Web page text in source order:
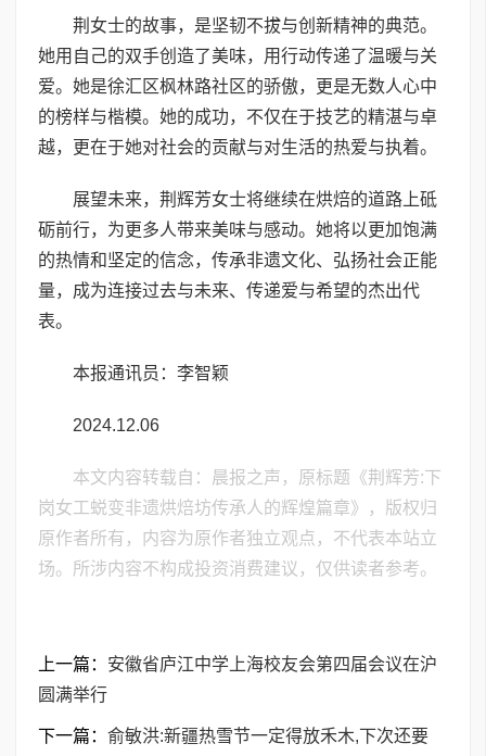
荆女士的故事，是坚韧不拔与创新精神的典范。
她用自己的双手创造了美味，用行动传递了温暖与关
爱。她是徐汇区枫林路社区的骄傲，更是无数人心中
的榜样与楷模。她的成功，不仅在于技艺的精湛与卓
越，更在于她对社会的贡献与对生活的热爱与执着。
展望未来，荆辉芳女士将继续在烘焙的道路上砥
砺前行，为更多人带来美味与感动。她将以更加饱满
的热情和坚定的信念，传承非遗文化、弘扬社会正能
量，成为连接过去与未来、传递爱与希望的杰出代
表。
本报通讯员：李智颖
2024.12.06
本文内容转载自：晨报之声，原标题《荆辉芳:下
岗女工蜕变非遗烘焙坊传承人的辉煌篇章》，版权归
原作者所有，内容为原作者独立观点，不代表本站立
场。所涉内容不构成投资消费建议，仅供读者参考。
上一篇： 安徽省庐江中学上海校友会第四届会议在沪
圆满举行
下一篇： 俞敏洪:新疆热雪节一定得放禾木,下次还要